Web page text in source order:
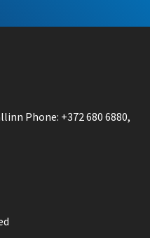
Phone: +372 680 6880,